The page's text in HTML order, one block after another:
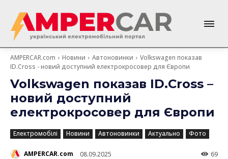
AMPERCAR.com Новини Автоновинки
Volkswagen показав
ID.Cross - новий доступний електрокросовер для Європи
Volkswagen показав ID.Cross –
новий доступний
електрокросовер для Європи
Електромобілі Новини Автоновинки Актуально Фото
AMPERCAR.com 08.09.2025 69